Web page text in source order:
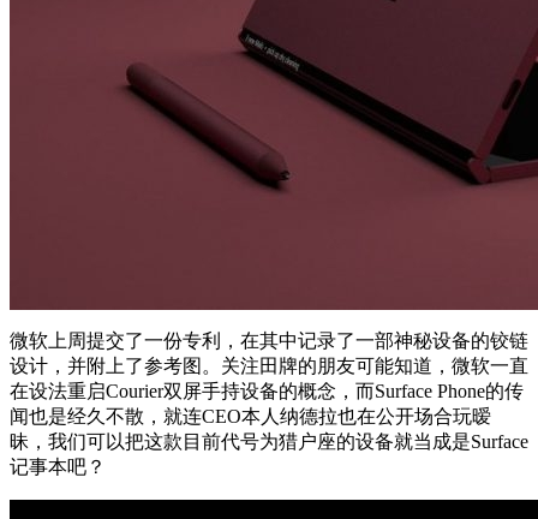
微软上周提交了一份专利，在其中记录了一部神秘设备的铰链
设计，并附上了参考图。关注田牌的朋友可能知道，微软一直
在设法重启Courier双屏手持设备的概念，而Surface Phone的传
闻也是经久不散，就连CEO本人纳德拉也在公开场合玩暧
昧，我们可以把这款目前代号为猎户座的设备就当成是Surface
记事本吧？